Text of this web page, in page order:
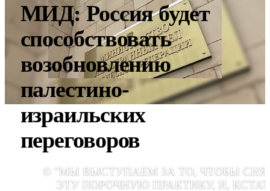
МИД: Россия будет
способствовать
возобновлению
палестино-
израильских
переговоров
© "МЫ ВЫСТУПАЕМ ЗА ТО, ЧТОБЫ
ЭТУ ПОРОЧНУЮ ПРАКТИКУ, И,